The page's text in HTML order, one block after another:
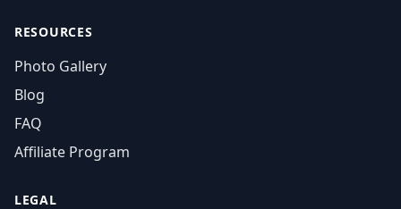
RESOURCES
Photo Gallery
Blog
FAQ
Affiliate Program
LEGAL